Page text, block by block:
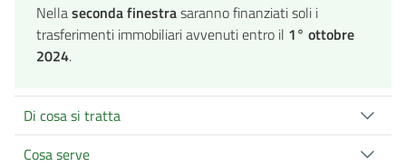
Nellaseconda finestrasaranno finanziati soli i
trasferimenti immobiliari avvenuti entro il 1° ottobre
2024.
Di cosa si tratta
Cosa serve